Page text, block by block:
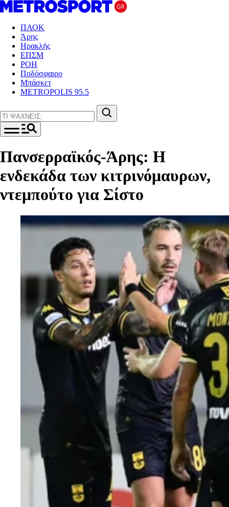
ΠΑΟΚ
Άρης
Ηρακλής
ΕΠΣΜ
ΡΟΗ
Ποδόσφαιρο
Μπάσκετ
METROPOLIS 95.5
Πανσερραϊκός-Άρης: Η
ενδεκάδα των κιτρινόμαυρων,
ντεμπούτο για Σίστο